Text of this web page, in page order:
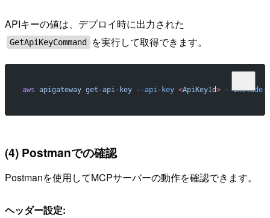
APIキーの値は、デプロイ時に出力された
GetApiKeyCommand を実行して取得できます。
aws apigateway get-api-key --api-key <ApiKeyId> --include-
(4) Postmanでの確認
Postmanを使用してMCPサーバーの動作を確認できます。
ヘッダー設定: